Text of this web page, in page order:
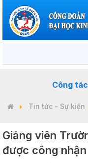
Công
Tin tức - Sự kiện
Giảng viên
được công nhận